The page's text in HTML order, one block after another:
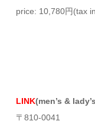
price: 10,780円(tax
LINK(men’s &
〒810-0041